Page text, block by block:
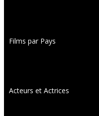
Films par Pays
Acteurs et Actrices